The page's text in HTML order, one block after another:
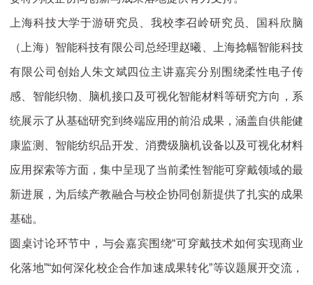
上海科技大学于游研究员、我校李召岭研究员、国科欣脑
（上海）智能科技有限公司总经理赵曦、上海捻幅智能科技
有限公司创始人朱文斌四位主讲嘉宾分别围绕柔性电子传
感、智能织物、脑机接口及可视化智能材料等研究方向，系
统展示了从基础研究到终端应用的前沿成果，涵盖自供能健
康监测、智能纺织品开发、消费级脑机设备以及可视化材料
应用探索等方面，集中呈现了当前柔性智能可穿戴领域的最
新进展，为后续产教融合与校企协同创新提供了扎实的成果
基础。
圆桌讨论环节中，与会嘉宾围绕“可穿戴技术如何实现商业
化落地”“如何深化校企合作加速成果转化”等议题展开交流，